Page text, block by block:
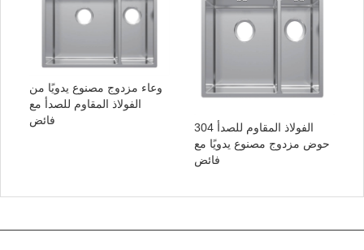
وعاء مزدوج مصنوع يدويًا من
الفولاذ المقاوم للصدأ مع
فائض
الفولاذ المقاوم للصدأ 304
حوض مزدوج مصنوع يدويًا مع
فائض